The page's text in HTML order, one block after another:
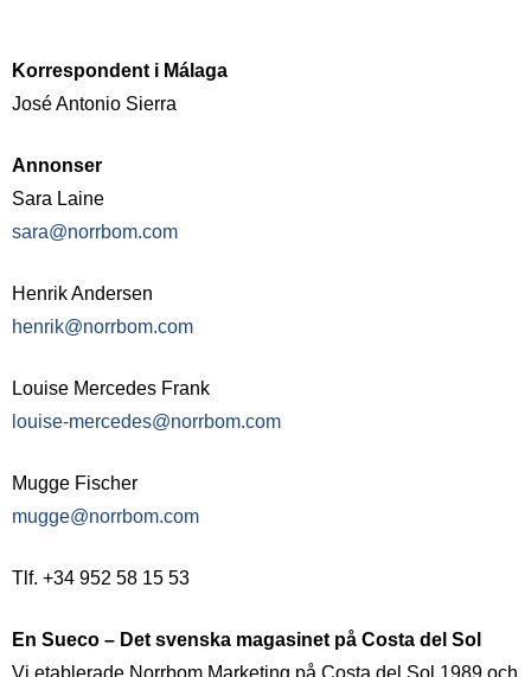
Korrespondent i Málaga
José Antonio Sierra
Annonser
Sara Laine
sara@norrbom.com
Henrik Andersen
henrik@norrbom.com
Louise Mercedes Frank
louise-mercedes@norrbom.com
Mugge Fischer
mugge@norrbom.com
Tlf. +34 952 58 15 53
En Sueco – Det svenska magasinet på Costa del Sol